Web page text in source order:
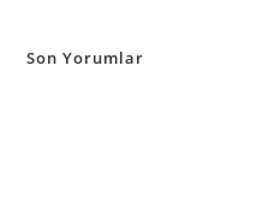
Son Yorumlar